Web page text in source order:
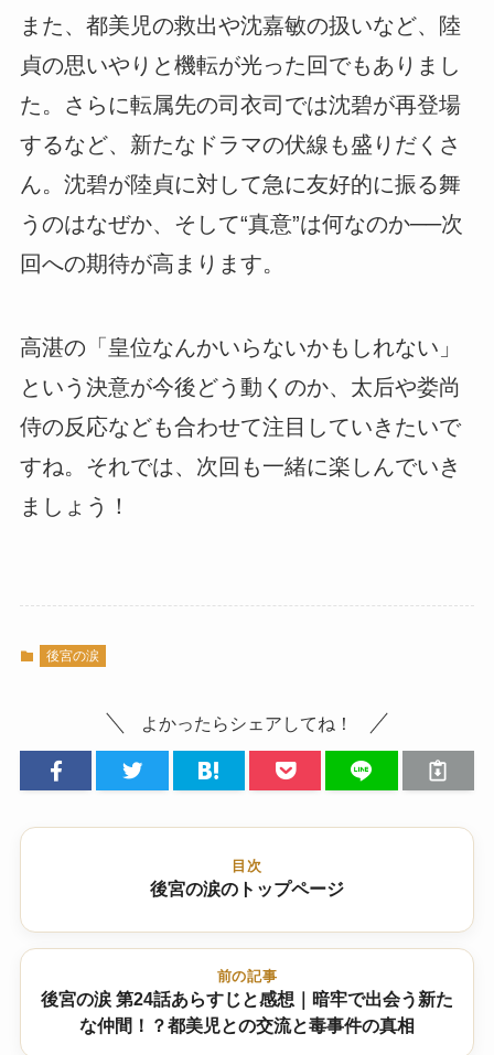
また、都美児の救出や沈嘉敏の扱いなど、陸
貞の思いやりと機転が光った回でもありまし
た。さらに転属先の司衣司では沈碧が再登場
するなど、新たなドラマの伏線も盛りだくさ
ん。沈碧が陸貞に対して急に友好的に振る舞
うのはなぜか、そして“真意”は何なのか──次
回への期待が高まります。
高湛の「皇位なんかいらないかもしれない」
という決意が今後どう動くのか、太后や娄尚
侍の反応なども合わせて注目していきたいで
すね。それでは、次回も一緒に楽しんでいき
ましょう！
後宮の涙
よかったらシェアしてね！
目次
後宮の涙のトップページ
前の記事
後宮の涙 第24話あらすじと感想｜暗牢で出会う新た
な仲間！？都美児との交流と毒事件の真相